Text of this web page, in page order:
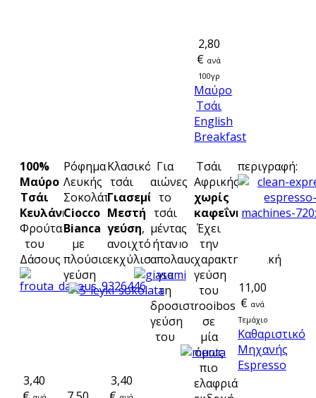
2,80
€ ανά
100γρ
Μαύρο
Τσάι
English
Breakfast
100%
Μαύρο
Τσάι
Κευλάνης
Φρούτα
του
Δάσους
3,40
Ρόφημα
Λευκής
Σοκολάτας
Ciocco
Bianca
με
πλούσια
γεύση
Κλασικό
τσάι
Γιασεμί
Μεστή
γεύση,
ανοιχτόχρωμο
εκχύλισμα.
3,40
Για
αιώνες
το
τσάι
μέντας
ήταν
απολαυστικό
για
τη
δροσιστική
γεύση
του
Τσάι
Αφρικής
χωρίς
καφεΐνη.
Έχει
την
χαρακτηριστική
γεύση
του
rooibos
σε
μία
όμως
πιο
ελαφριά
περιγραφή:
11,00
€ ανά
Τεμάχιο
Καθαριστικό
Μηχανής
Espresso